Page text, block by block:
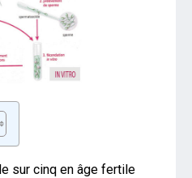
sur cinq en âge fertile